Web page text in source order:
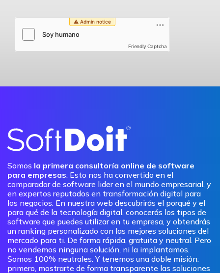
Friendly Captcha
Somos la primera consultoría online de software
para empresas. Esto nos ha convertido en el
comparador de software lider en el mundo empresarial, y
en expertos reputados en transformación digital para
los negocios. En nuestra web descubrirás el porqué y el
para qué de la tecnología digital, conocerás los tipos de
software que puedes utilizar en tu empresa, y obtendrás
un ranking personalizado con las mejores soluciones del
mercado para ti. De forma rápida, gratuita y neutral. Pero
no vendemos ninguna solución, ni la implantamos.
Somos 100% neutrales. Y tenemos una doble misión:
primero, mostrarte de forma transparente las soluciones